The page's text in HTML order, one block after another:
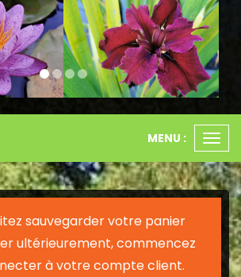
Next
le
MENU :
sauvegarder votre panier
ultérieurement, commencez
à votre compte client.